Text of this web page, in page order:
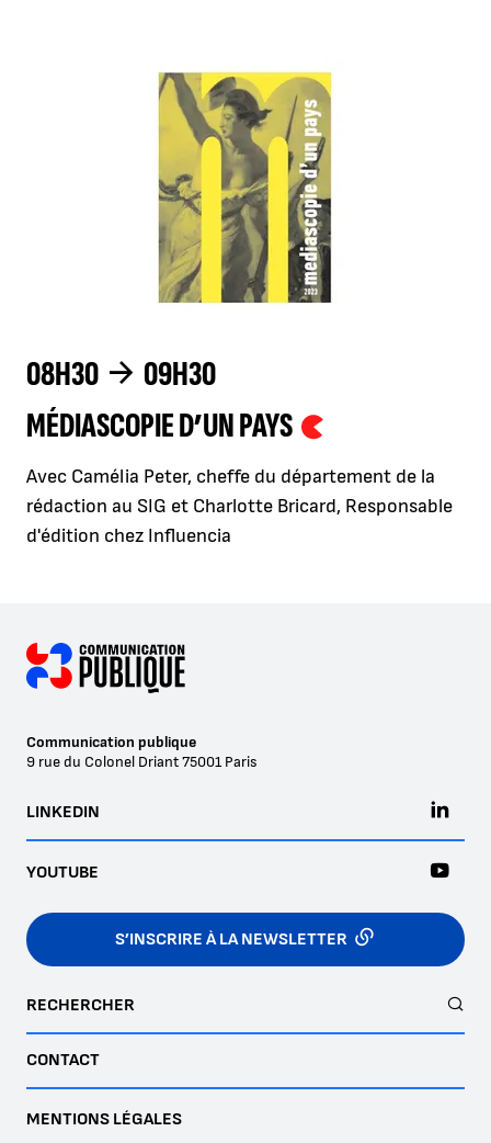
MÉDIASCOPIE D’UN PAYS
08H30 09H30
Avec Camélia Peter, cheffe du département de la
rédaction au SIG et Charlotte Bricard, Responsable
d'édition chez Influencia
Communication publique
9 rue du Colonel Driant75001 Paris
S’INSCRIRE À LA NEWSLETTER
LINKEDIN
YOUTUBE
RECHERCHER
CONTACT
MENTIONS LÉGALES